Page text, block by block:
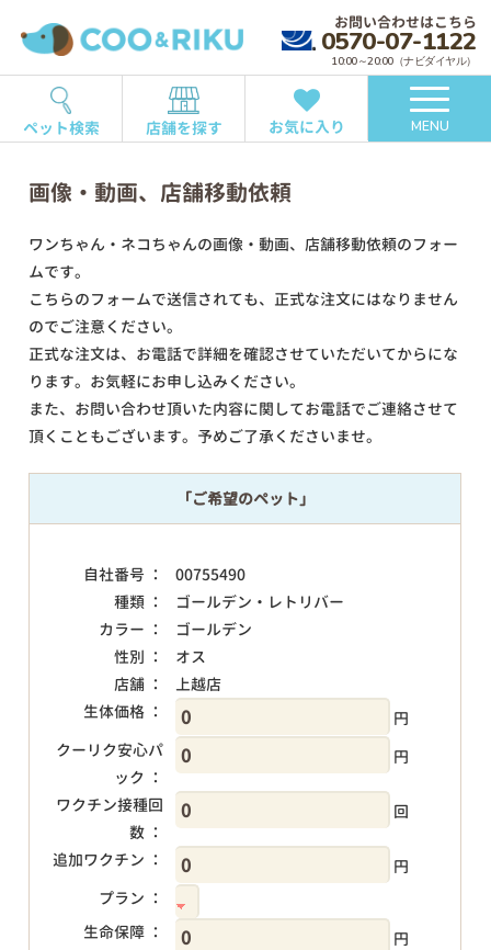
お問い合わせはこちら
0570-07-1122
10:00～20:00（ナビダイヤル）
ペット検索 店舗を探す お気に入り MENU
画像・動画、店舗移動依頼
ワンちゃん・ネコちゃんの画像・動画、店舗移動依頼のフォー
ムです。
こちらのフォームで送信されても、正式な注文にはなりません
のでご注意ください。
正式な注文は、お電話で詳細を確認させていただいてからにな
ります。お気軽にお申し込みください。
また、お問い合わせ頂いた内容に関してお電話でご連絡させて
頂くこともございます。予めご了承くださいませ。
「ご希望のペット」
自社番号 ：
00755490
種類 ：
ゴールデン・レトリバー
カラー ：
ゴールデン
性別 ：
オス
店舗 ：
上越店
生体価格 ：
円
クーリク安心パ
ック ：
円
ワクチン接種回
数 ：
回
追加ワクチン ：
円
プラン ：
生命保障 ：
円